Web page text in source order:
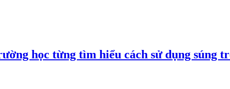
học từng tìm hiểu cách sử dụng súng